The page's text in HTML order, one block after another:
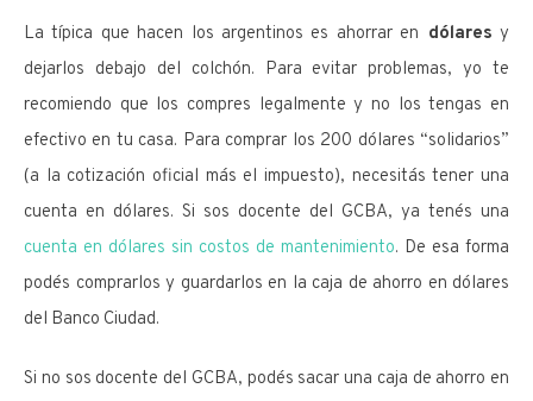
La típica que hacen los argentinos es ahorrar en dólares y
dejarlos debajo del colchón. Para evitar problemas, yo te
recomiendo que los compres legalmente y no los tengas en
efectivo en tu casa. Para comprar los 200 dólares “solidarios”
(a la cotización oficial más el impuesto), necesitás tener una
cuenta en dólares. Si sos docente del GCBA, ya tenés una
cuenta en dólares sin costos de mantenimiento. De esa forma
podés comprarlos y guardarlos en la caja de ahorro en dólares
del Banco Ciudad.
Si no sos docente del GCBA, podés sacar una caja de ahorro en